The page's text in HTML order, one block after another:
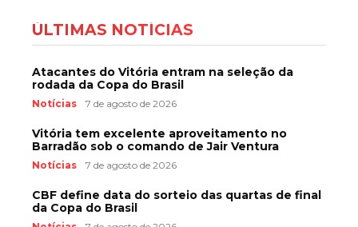
ÚLTIMAS NOTÍCIAS
Atacantes do Vitória entram na seleção da
rodada da Copa do Brasil
Notícias 7 de agosto de 2026
Vitória tem excelente aproveitamento no
Barradão sob o comando de Jair Ventura
Notícias 7 de agosto de 2026
CBF define data do sorteio das quartas de final
da Copa do Brasil